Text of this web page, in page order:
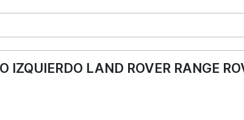
IZQUIERDO LAND ROVER RANGE